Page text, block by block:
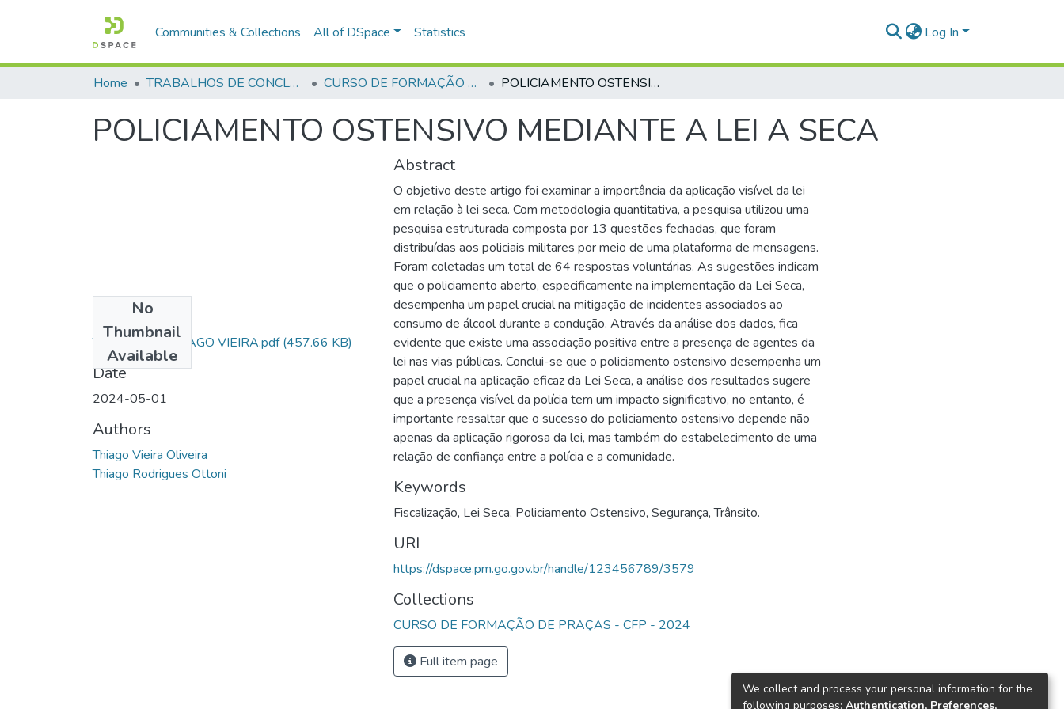
Communities & Collections All of DSpace Statistics Log In
Home TRABALHOS DE CONCLUSÃO DE CURSO - CFP (CURSO DE FORMAÇÃO DE PRAÇAS) CURSO DE FORMAÇÃO DE PRAÇAS - CFP - 2024 POLICIAMENTO OSTENSIVO MEDIANTE A LEI A SECA
POLICIAMENTO OSTENSIVO MEDIANTE A LEI A SECA
No
Thumbnail
Available
TCC AL SD - THIAGO VIEIRA.pdf(457.66 KB)
Date
2024-05-01
Authors
Thiago Vieira Oliveira
Thiago Rodrigues Ottoni
Abstract
O objetivo deste artigo foi examinar a importância da aplicação visível da lei
em relação à lei seca. Com metodologia quantitativa, a pesquisa utilizou uma
pesquisa estruturada composta por 13 questões fechadas, que foram
distribuídas aos policiais militares por meio de uma plataforma de mensagens.
Foram coletadas um total de 64 respostas voluntárias. As sugestões indicam
que o policiamento aberto, especificamente na implementação da Lei Seca,
desempenha um papel crucial na mitigação de incidentes associados ao
consumo de álcool durante a condução. Através da análise dos dados, fica
evidente que existe uma associação positiva entre a presença de agentes da
lei nas vias públicas. Conclui-se que o policiamento ostensivo desempenha um
papel crucial na aplicação eficaz da Lei Seca, a análise dos resultados sugere
que a presença visível da polícia tem um impacto significativo, no entanto, é
importante ressaltar que o sucesso do policiamento ostensivo depende não
apenas da aplicação rigorosa da lei, mas também do estabelecimento de uma
relação de confiança entre a polícia e a comunidade.
Keywords
Fiscalização, Lei Seca, Policiamento Ostensivo, Segurança,Trânsito.
URI
https://dspace.pm.go.gov.br/handle/123456789/3579
Collections
CURSO DE FORMAÇÃO DE PRAÇAS - CFP - 2024
Full item page
We collect and process your personal information for the
following purposes: Authentication, Preferences,